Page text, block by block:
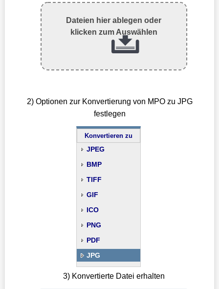
Dateien hier ablegen oder
klicken zum Auswählen
2) Optionen zur Konvertierung von MPO zu JPG
festlegen
Konvertieren zu
JPEG
BMP
TIFF
GIF
ICO
PNG
PDF
JPG
3) Konvertierte Datei erhalten